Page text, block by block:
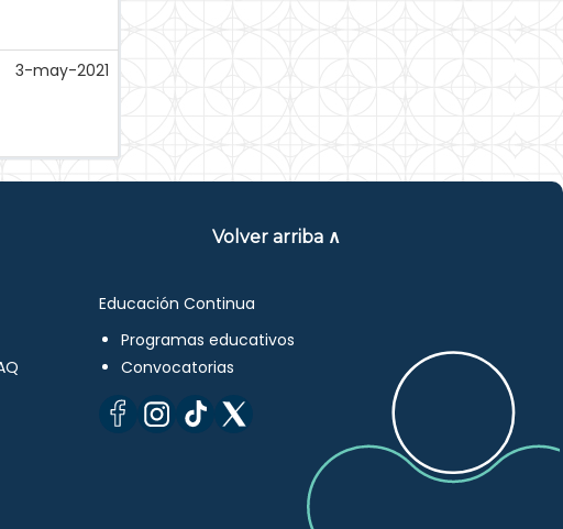
3-may-2021
Volver arriba ∧
Educación Continua
Programas educativos
Convocatorias